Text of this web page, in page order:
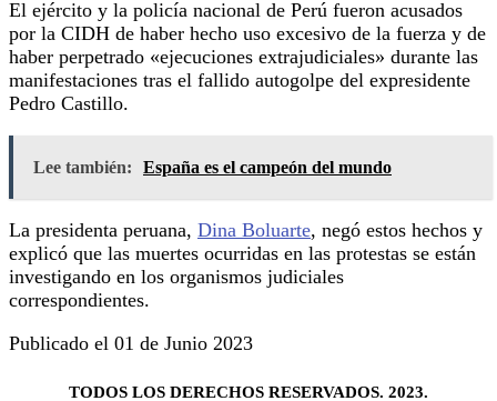
El ejército y la policía nacional de Perú fueron acusados
por la CIDH de haber hecho uso excesivo de la fuerza y de
haber perpetrado «ejecuciones extrajudiciales» durante las
manifestaciones tras el fallido autogolpe del expresidente
Pedro Castillo.
Lee también: España es el campeón del mundo
La presidenta peruana, Dina Boluarte, negó estos hechos y
explicó que las muertes ocurridas en las protestas se están
investigando en los organismos judiciales
correspondientes.
Publicado el 01 de Junio 2023
TODOS LOS DERECHOS RESERVADOS. 2023.